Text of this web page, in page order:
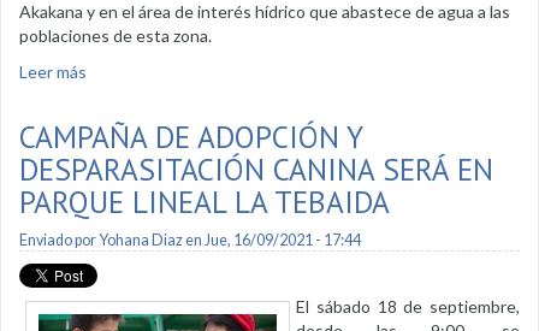
Akakana y en el área de interés hídrico que abastece de agua a las
poblaciones de esta zona.
Leer más
CAMPAÑA DE ADOPCIÓN Y
DESPARASITACIÓN CANINA SERÁ EN
PARQUE LINEAL LA TEBAIDA
Enviado porYohana Diazen Jue, 16/09/2021 - 17:44
El sábado 18 de septiembre,